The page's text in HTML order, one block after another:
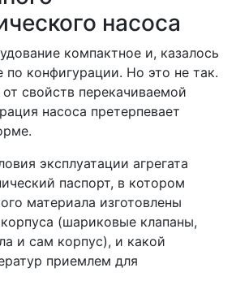
насоса
компактное и, казалось
по конфигурации. Но это не так.
свойств перекачиваемой
насоса претерпевает
эксплуатации агрегата
паспорт, в котором
материала изготовлены
(шариковые клапаны,
и сам корпус), и какой
приемлем для